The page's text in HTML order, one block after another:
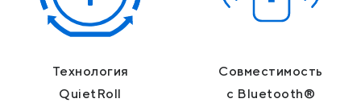
Технология
QuietRoll
Совместимость
с Bluetooth®